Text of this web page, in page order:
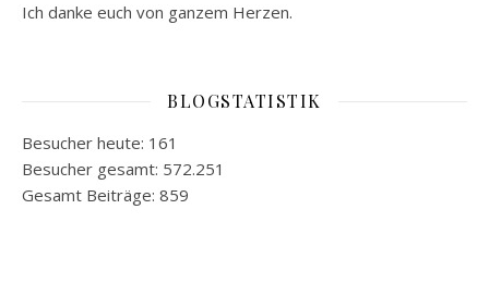
Ich danke euch von ganzem Herzen.
BLOGSTATISTIK
Besucher heute: 161
Besucher gesamt: 572.251
Gesamt Beiträge: 859